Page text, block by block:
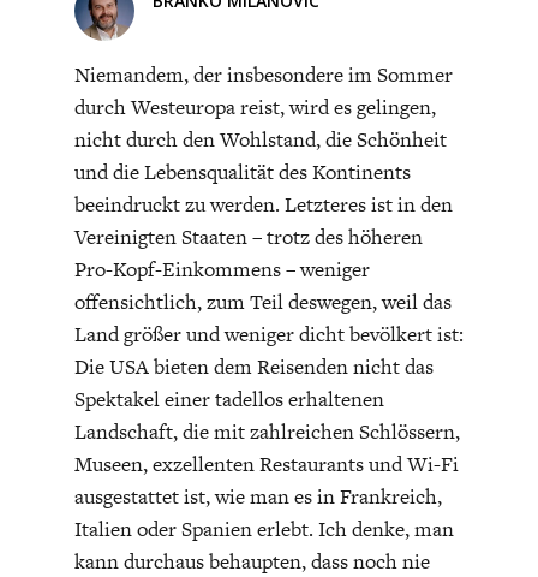
INDUSTRIEPOLITIK
CIRCULAR ECONOMY
ENERGIE & UMWELT
ENTWICKLUNGSPOLITIK
Niemandem, der insbesondere im Sommer
durch Westeuropa reist, wird es gelingen,
nicht durch den Wohlstand, die Schönheit
und die Lebensqualität des Kontinents
beeindruckt zu werden. Letzteres ist in den
Vereinigten Staaten – trotz des höheren
Pro-Kopf-Einkommens – weniger
offensichtlich, zum Teil deswegen, weil das
Land größer und weniger dicht bevölkert ist:
Die USA bieten dem Reisenden nicht das
Spektakel einer tadellos erhaltenen
Landschaft, die mit zahlreichen Schlössern,
Museen, exzellenten Restaurants und Wi-Fi
ausgestattet ist, wie man es in Frankreich,
Italien oder Spanien erlebt. Ich denke, man
kann durchaus behaupten, dass noch nie
Wenn Europa überleben will, dann braucht es eine
Wiederherstellung eines normalen Reiseverkehrs wie vor
der Migrationswelle – und indirekt durch das Bewirken
verändernder Maßnahmen in den in Frage kommenden
Ländern, insbesondere Afrika mit seinem ungehemmten
Bevölkerungswachstum. Europa muss aus der
Selbstbeschränkung der Rosarot-Demokratie ausbrechen
und aktiv in die Gestaltung des Weltgeschehens eintreten.
Es ist klar geworden, dass das mit dem alten Politpersonal
nicht möglich sein wird.